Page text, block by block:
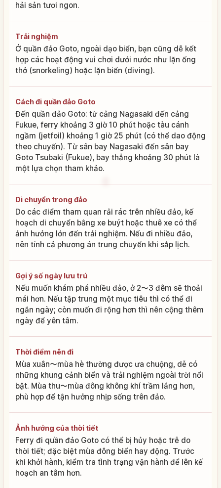
hải sản tươi ngon.
Trải nghiệm
Ở quần đảo Goto, ngoài dạo biển, bạn cũng dễ kết
hợp các hoạt động vui chơi dưới nước như lặn ống
thở (snorkeling) hoặc lặn biển (diving).
Cách đi quần đảo Goto
Đến quần đảo Goto: từ cảng Nagasaki đến cảng
Fukue, ferry khoảng 3 giờ 10 phút hoặc tàu cánh
ngầm (jetfoil) khoảng 1 giờ 25 phút (có thể dao động
theo chuyến). Từ sân bay Nagasaki đến sân bay
Goto Tsubaki (Fukue), bay thẳng khoảng 30 phút là
một lựa chọn tham khảo.
Di chuyển trong đảo
Do các điểm tham quan rải rác trên nhiều đảo, kế
hoạch di chuyển bằng xe buýt hoặc thuê xe có thể
ảnh hưởng lớn đến trải nghiệm. Nếu đi nhiều đảo,
nên tính cả phương án trung chuyển khi sắp lịch.
Gợi ý số ngày lưu trú
Nếu muốn khám phá nhiều đảo, ở 2〜3 đêm sẽ thoải
mái hơn. Nếu tập trung một mục tiêu thì có thể đi
ngắn ngày; còn muốn đi rộng hơn thì nên cộng thêm
ngày để yên tâm.
Thời điểm nên đi
Mùa xuân〜mùa hè thường được ưa chuộng, dễ có
những khung cảnh biển và trải nghiệm ngoài trời nổi
bật. Mùa thu〜mùa đông không khí trầm lắng hơn,
phù hợp để tận hưởng nhịp sống trên đảo.
Ảnh hưởng của thời tiết
Ferry đi quần đảo Goto có thể bị hủy hoặc trễ do
thời tiết; đặc biệt mùa đông biển hay động. Trước
khi khởi hành, kiểm tra tình trạng vận hành để lên kế
hoạch an tâm hơn.